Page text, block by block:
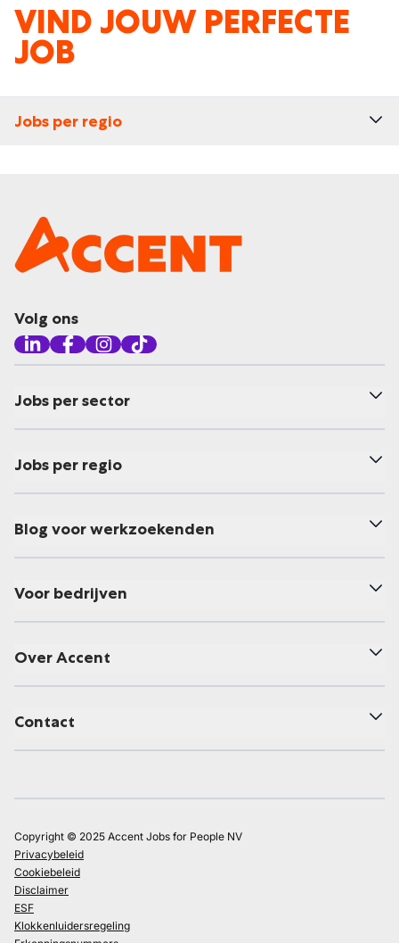
VIND JOUW PERFECTE
JOB
Jobs per regio
Volg ons
Jobs per sector
Jobs per regio
Blog voor werkzoekenden
Voor bedrijven
Over Accent
Contact
Copyright © 2025 Accent Jobs for People NV
Privacybeleid
Cookiebeleid
Disclaimer
ESF
Klokkenluidersregeling